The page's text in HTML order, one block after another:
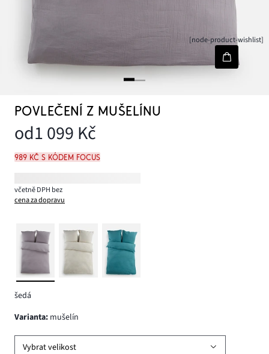
[node-product-wishlist]
POVLEČENÍ Z MUŠELÍNU
od1 099 Kč
989 Kč s kódem FOCUS
včetně DPH bez
cena za dopravu
šedá
varianta: mušelín
Vybrat velikost